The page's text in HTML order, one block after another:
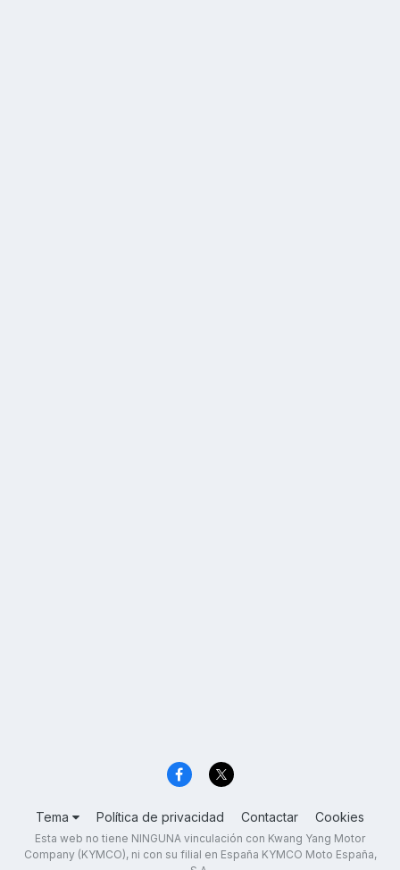
Tema Política de privacidad Contactar Cookies
Esta web no tiene NINGUNA vinculación con Kwang Yang Motor
Company (KYMCO), ni con su filial en España KYMCO Moto España,